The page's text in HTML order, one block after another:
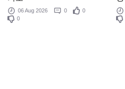
06 Aug 2026 0
0
0